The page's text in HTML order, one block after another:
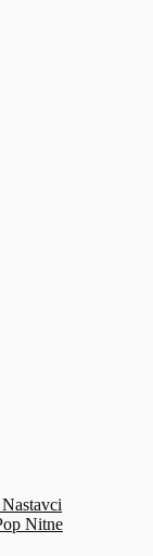
Nitne